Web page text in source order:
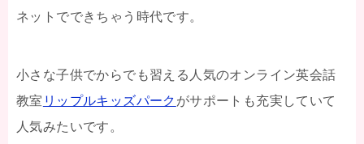
ネットでできちゃう時代です。
小さな子供でからでも習える人気のオンライン英会話
教室 リップルキッズパーク がサポートも充実していて
人気みたいです。